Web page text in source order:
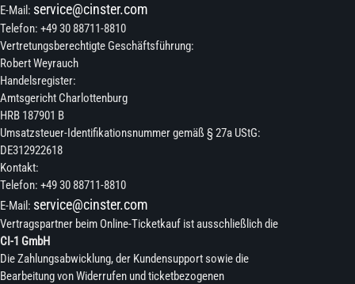
E-Mail: service@cinster.com
Telefon: +49 30 88711-8810
Vertretungsberechtigte Geschäftsführung:
Robert Weyrauch
Handelsregister:
Amtsgericht Charlottenburg
HRB 187901 B
Umsatzsteuer-Identifikationsnummer gemäß § 27a UStG:
DE312922618
Kontakt:
Telefon: +49 30 88711-8810
E-Mail: service@cinster.com
Vertragspartner beim Online-Ticketkauf ist ausschließlich die
CI-1 GmbH
Die Zahlungsabwicklung, der Kundensupport sowie die
Bearbeitung von Widerrufen und ticketbezogenen